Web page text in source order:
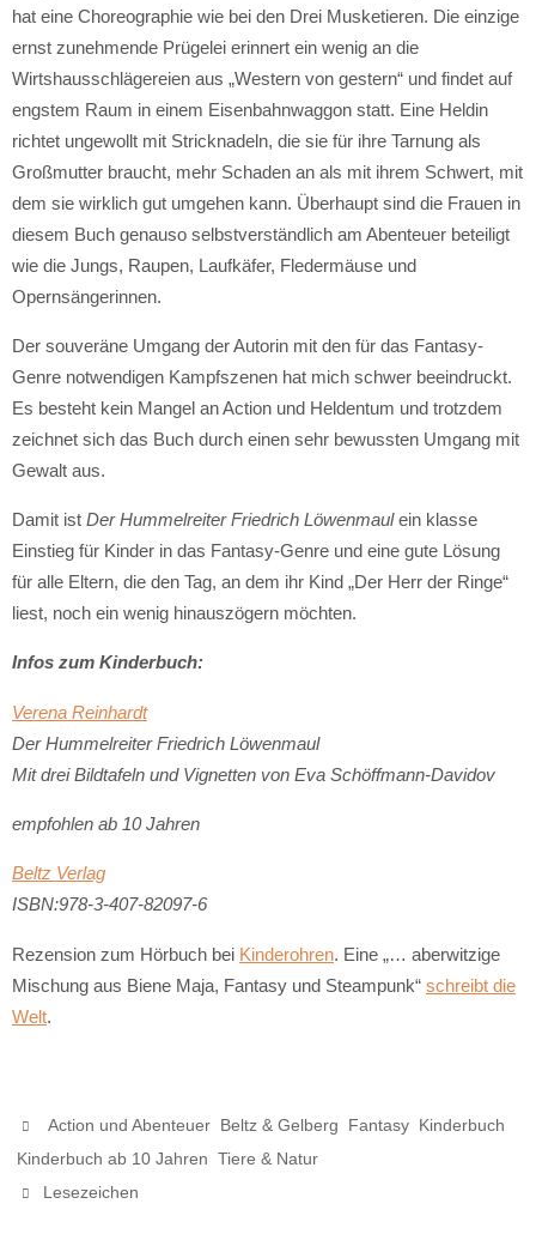
hat eine Choreographie wie bei den Drei Musketieren. Die einzige
ernst zunehmende Prügelei erinnert ein wenig an die
Wirtshausschlägereien aus „Western von gestern“ und findet auf
engstem Raum in einem Eisenbahnwaggon statt. Eine Heldin
richtet ungewollt mit Stricknadeln, die sie für ihre Tarnung als
Großmutter braucht, mehr Schaden an als mit ihrem Schwert, mit
dem sie wirklich gut umgehen kann. Überhaupt sind die Frauen in
diesem Buch genauso selbstverständlich am Abenteuer beteiligt
wie die Jungs, Raupen, Laufkäfer, Fledermäuse und
Opernsängerinnen.
Der souveräne Umgang der Autorin mit den für das Fantasy-
Genre notwendigen Kampfszenen hat mich schwer beeindruckt.
Es besteht kein Mangel an Action und Heldentum und trotzdem
zeichnet sich das Buch durch einen sehr bewussten Umgang mit
Gewalt aus.
Damit ist Der Hummelreiter Friedrich Löwenmaulein klasse
Einstieg für Kinder in das Fantasy-Genre und eine gute Lösung
für alle Eltern, die den Tag, an dem ihr Kind „Der Herr der Ringe“
liest, noch ein wenig hinauszögern möchten.
Infos zum Kinderbuch:
Verena Reinhardt
Der Hummelreiter Friedrich Löwenmaul
Mit drei Bildtafeln und Vignetten von Eva Schöffmann-Davidov
empfohlen ab 10 Jahren
Beltz Verlag
ISBN:978-3-407-82097-6
Rezension zum Hörbuch bei Kinderohren. Eine „… aberwitzige
Mischung aus Biene Maja, Fantasy und Steampunk“ schreibt die
Welt.
Action und Abenteuer Beltz & Gelberg Fantasy Kinderbuch
Kinderbuch ab 10 Jahren Tiere & Natur
Lesezeichen